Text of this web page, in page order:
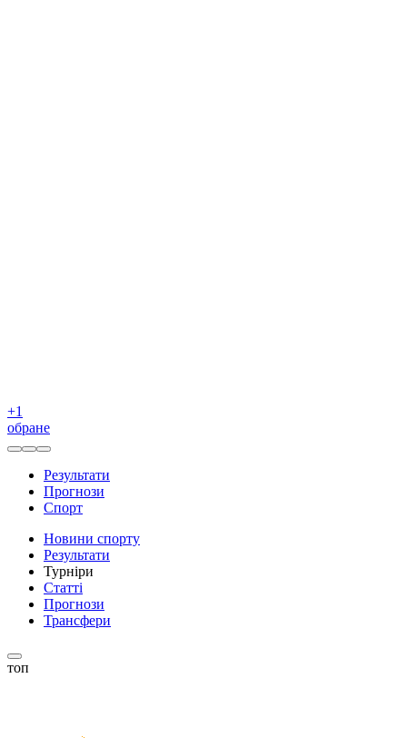
+1
обране
Результати
Прогнози
Спорт
Новини спорту
Результати
Турніри
Статті
Прогнози
Трансфери
топ